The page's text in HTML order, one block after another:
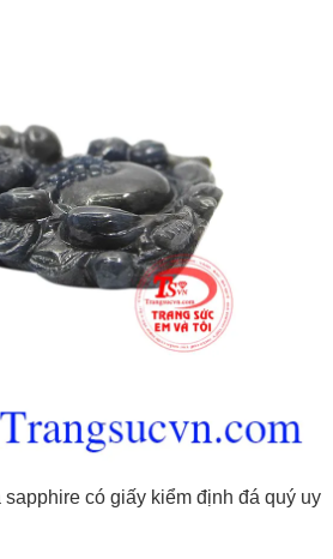
sapphire có giấy kiểm định đá quý uy